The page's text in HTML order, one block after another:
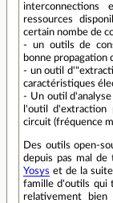
ressources
certain nombe de
- un outils de
bonne propagation
- un outil
caractéristiques
- Un outil
l'outil d'extraction
circuit (fréquence
Des outils open-
depuis pas mal de
Yosys et de la
famille d'outils qui
relativement